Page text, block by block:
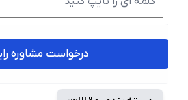
درخواست مشاوره رایگان